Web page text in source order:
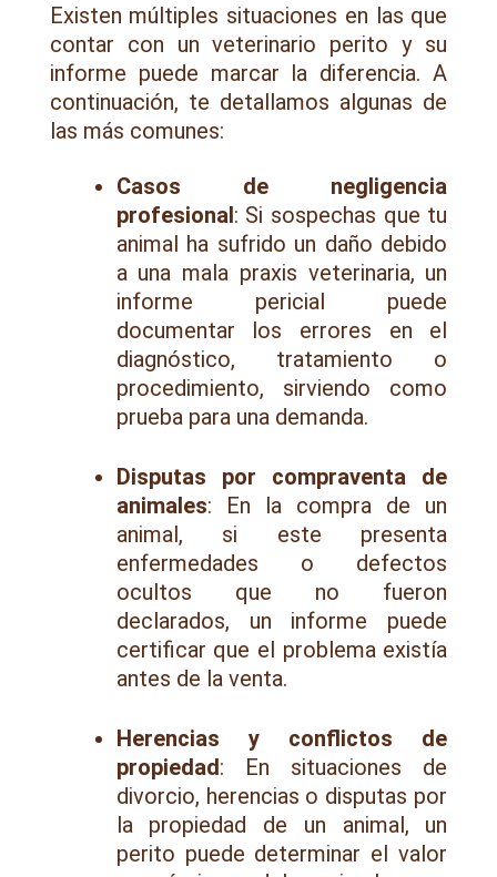
Existen múltiples situaciones en las que
contar con un veterinario perito y su
informe puede marcar la diferencia. A
continuación, te detallamos algunas de
las más comunes:
Casos de negligencia
profesional: Si sospechas que tu
animal ha sufrido un daño debido
a una mala praxis veterinaria, un
informe pericial puede
documentar los errores en el
diagnóstico, tratamiento o
procedimiento, sirviendo como
prueba para una demanda.
Disputas por compraventa de
animales: En la compra de un
animal, si este presenta
enfermedades o defectos
ocultos que no fueron
declarados, un informe puede
certificar que el problema existía
antes de la venta.
Herencias y conflictos de
propiedad: En situaciones de
divorcio, herencias o disputas por
la propiedad de un animal, un
perito puede determinar el valor